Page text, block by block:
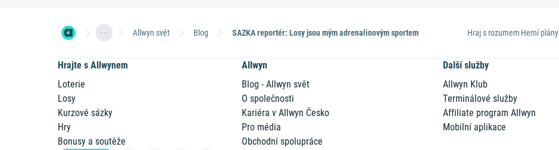
Allwyn svět Blog SAZKA reportér: Losy jsou mým adrenalinovým sportem Hraj s rozumem Herní plány
Hrajte s Allwynem
Loterie
Losy
Kurzové sázky
Hry
Bonusy a soutěže
Allwyn
Blog - Allwyn svět
O společnosti
Kariéra v Allwyn Česko
Pro média
Obchodní spolupráce
Další služby
Allwyn Klub
Terminálové služby
Affiliate program Allwyn
Mobilní aplikace